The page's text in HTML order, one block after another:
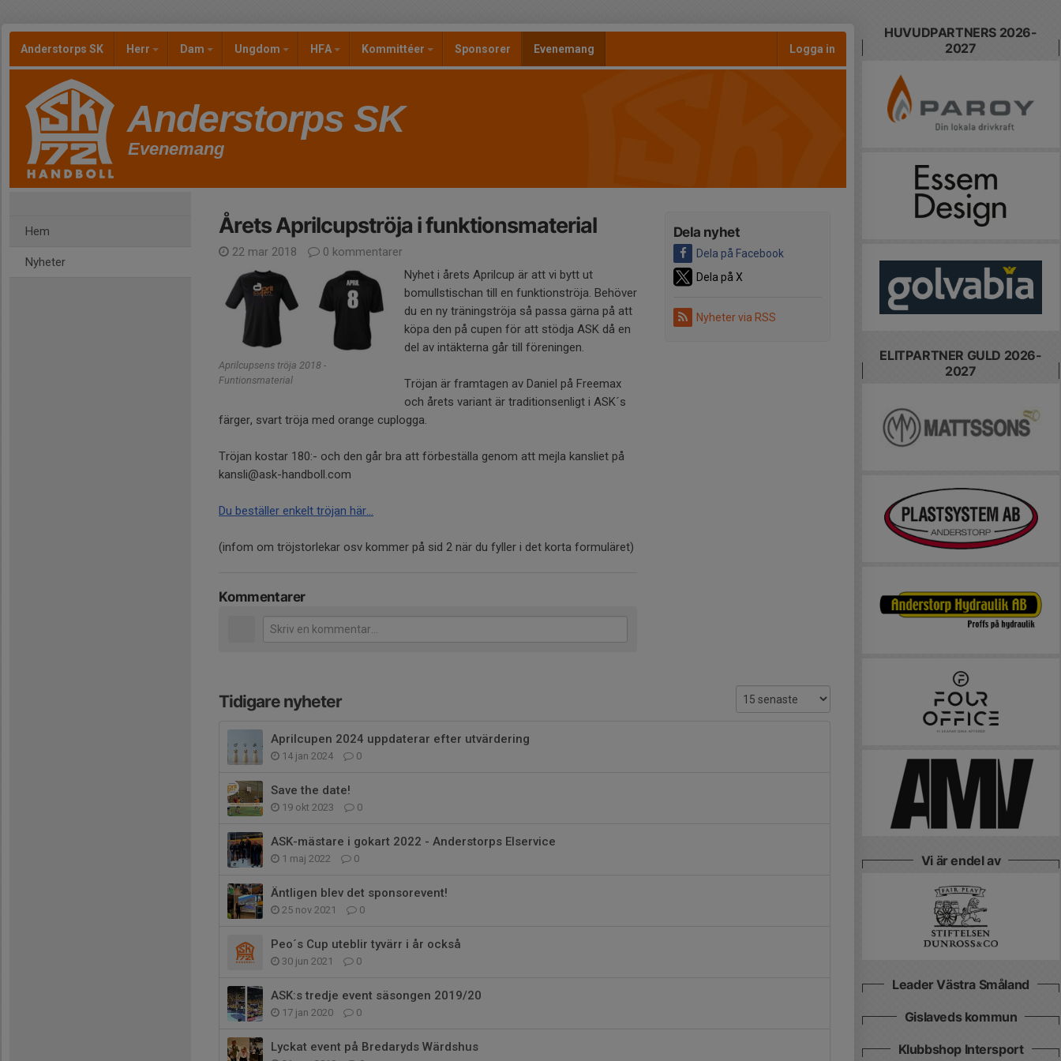
Anderstorps SK Herr Dam Ungdom HFA Kommittéer Sponsorer Evenemang Logga in
Anderstorps SK
Evenemang
Hem
Nyheter
Dela nyhet
Dela på Facebook
Dela på X
Nyheter via RSS
Årets Aprilcupströja i funktionsmaterial
22 mar 2018 0 kommentarer
Aprilcupsens tröja 2018 -
Funtionsmaterial
Nyhet i årets Aprilcup är att vi bytt ut
bomullstischan till en funktionströja. Behöver
du en ny träningströja så passa gärna på att
köpa den på cupen för att stödja ASK då en
del av intäkterna går till föreningen.
Tröjan är framtagen av Daniel på Freemax
och årets variant är traditionsenligt i ASK´s
färger, svart tröja med orange cuplogga.
Tröjan kostar 180:- och den går bra att förbeställa genom att mejla kansliet på
kansli@ask-handboll.com
Du beställer enkelt tröjan här...
(infom om tröjstorlekar osv kommer på sid 2 när du fyller i det korta formuläret)
Kommentarer
Tidigare nyheter
Aprilcupen 2024 uppdaterar efter utvärdering
14 jan 2024 0
Save the date!
19 okt 2023 0
ASK-mästare i gokart 2022 - Anderstorps Elservice
1 maj 2022 0
Äntligen blev det sponsorevent!
25 nov 2021 0
Peo´s Cup uteblir tyvärr i år också
30 jun 2021 0
ASK:s tredje event säsongen 2019/20
17 jan 2020 0
Lyckat event på Bredaryds Wärdshus
HUVUDPARTNERS 2026-
2027
ELITPARTNER GULD 2026-
2027
Vi är endel av
Leader Västra Småland
Gislaveds kommun
Klubbshop Intersport